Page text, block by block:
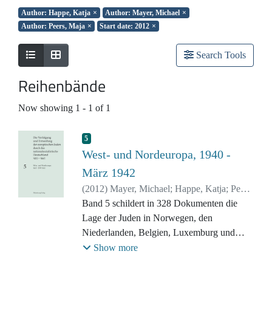
Author: Happe, Katja × Author: Mayer, Michael ×
Author: Peers, Maja × Start date: 2012 ×
Search Tools
Reihenbände
Now showing 1 - 1 of 1
5
West- und Nordeuropa, 1940 -
März 1942
(2012) Mayer, Michael; Happe, Katja; Peers,
Maja
Band 5 schildert in 328 Dokumenten die
Lage der Juden in Norwegen, den
Niederlanden, Belgien, Luxemburg und
Frankreich vom Frühjahr 1940 bis zum
Show more